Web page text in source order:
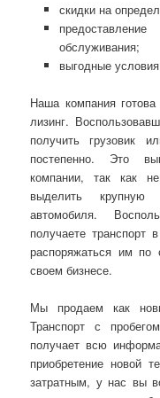
скидки на
обслуживания;
выгодные
Наша компания
лизинг.
получить грузовик
постепенно. Это
компании, так как
выделить
автомобиля.
получаете транспорт
распоряжаться им по
своем бизнесе.
Мы продаем как
Транспорт с
получает всю
приобретение новой
затратным, у нас вы